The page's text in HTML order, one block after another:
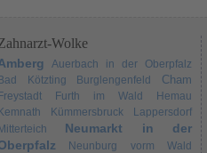
Wolke
Auerbach in der Oberpfalz
Kötzting
Burglengenfeld Cham
Furth im Wald
Hemau
Kümmersbruck
Lappersdorf
Neumarkt in der
Neunburg vorm Wald